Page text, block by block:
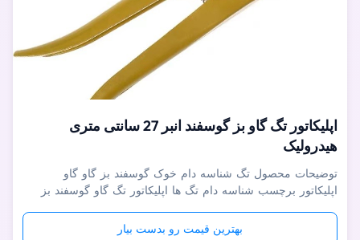
اپلیکاتور تگ گاو بز گوسفند انبر 27 سانتی متری
هیدرولیک
توضیحات محصول تگ شناسه دام خوک گوسفند بز گاو گاو
اپلیکاتور برچسب شناسه دام تگ ها اپلیکاتور تگ گاو گوسفند بز
حیوانات مختلف مناسب است. این انبر برچسب گوش هیدرولیک با
بهترین قیمت رو بدست بیار